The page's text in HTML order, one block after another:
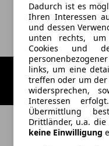
Dadurch ist es
Ihren Interessen
und dessen
unten rechts, um
Cookies und
links, um eine
treffen oder um der
widersprechen,
Interessen
Übermittlung
Drittländer, u.a. die
keine Einwilligung